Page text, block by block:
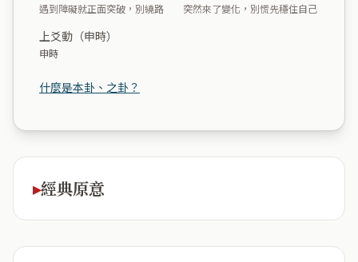
遇到障礙就正面突破，別繞路 突然來了變化，別慌先穩住自己
上爻動（申時）
申時
什麼是本卦、之卦？
經典原意